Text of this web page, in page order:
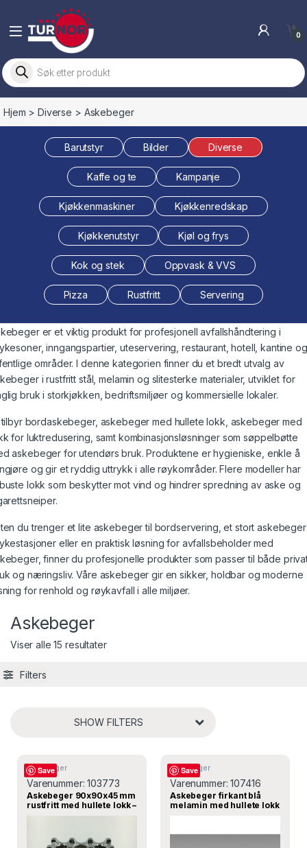
Skip to navigation
Skip to content
0
Products search
Hjem >Diverse > Askebeger
Barutstyr Bilder Diverse
Kaffe og te Kampanje
Kjøkkenmaskiner Kjøkkenredskap
Kjøkkenutstyr Kjøl og frys
Kok og stek Oppvask & VVS
Pizza Rustfritt Servering
er et viktig produkt for profesjonell avfallshåndtering i
inngangspartier, uteservering, restaurant, hotell, kantine og
områder. I denne kategorien finner du et bredt utvalg av
i rustfritt stål, melamin og slitesterke materialer, utviklet for
bruk i storkjøkken, bedriftsmiljøer og kommersielle lokaler.
bordaskebeger, askebeger med hullete lokk, askebeger med
for luktredusering, samt kombinasjonsløsninger som søppelbøtte
askebeger for utendørs bruk. Produktene er hygieniske, enkle å
og gir et ryddig uttrykk i alle røykområder. Flere modeller har
lokk som beskytter mot vind og hindrer spredning av aske og
du trenger et lite askebeger til bordservering, et stort
eller en praktisk løsning for avfallsbeholder med
finner du profesjonelle produkter som passer til både
og næringsliv. Våre askebeger gir en sikker, holdbar og moderne
for renhold og røykavfall i alle miljøer.
Askebeger
Viser alle 15 resultater
Filters
SHOW FILTERS
Save
Askebeger
Varenummer:103773
Askebeger 90x90x45 mm
rustfritt med hullete lokk –
Bergama
Save
Askebeger
Varenummer:107416
Askebeger firkant blå
melamin med hullete lokk